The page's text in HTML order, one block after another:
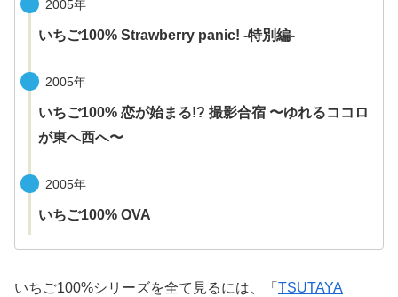
2005年
いちご100% Strawberry panic! -特別編-
2005年
いちご100% 恋が始まる!? 撮影合宿 〜ゆれるココロ
が東へ西へ〜
2005年
いちご100% OVA
いちご100%シリーズを全て見るには、「 TSUTAYA